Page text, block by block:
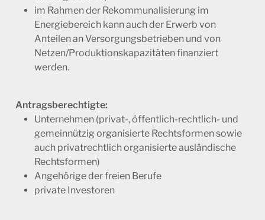
im Rahmen der Rekommunalisierung im
Energiebereich kann auch der Erwerb von
Anteilen an Versorgungsbetrieben und von
Netzen/Produktionskapazitäten finanziert
werden.
Antragsberechtigte:
Unternehmen (privat-, öffentlich-rechtlich- und
gemeinnützig organisierte Rechtsformen sowie
auch privatrechtlich organisierte ausländische
Rechtsformen)
Angehörige der freien Berufe
private Investoren